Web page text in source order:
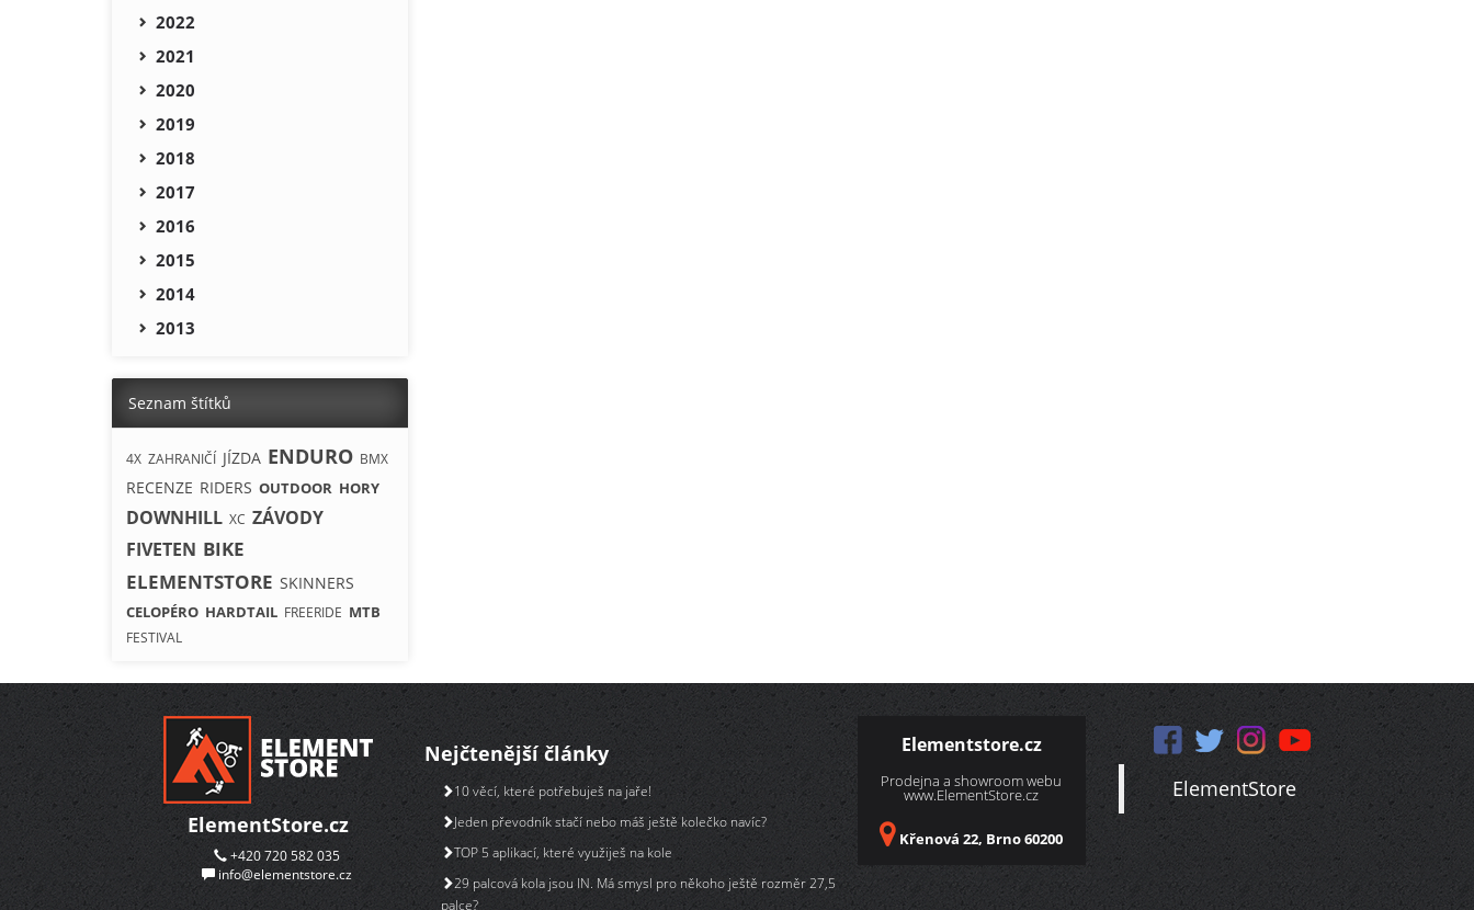
2022
2021
2020
2019
2018
2017
2016
2015
2014
2013
Seznam štítků
4X ZAHRANIČÍ JÍZDA ENDURO BMX
RECENZE RIDERS OUTDOOR HORY
DOWNHILL XC ZÁVODY
FIVETEN BIKE
ELEMENTSTORE SKINNERS
CELOPÉRO HARDTAIL FREERIDE MTB
FESTIVAL
ElementStore.cz
+420 720 582 035
info@elementstore.cz
Nejčtenější články
10 věcí, které potřebuješ na jaře!
Jeden převodník stačí nebo máš ještě kolečko navíc?
TOP 5 aplikací, které využiješ na kole
29 palcová kola jsou IN. Má smysl pro někoho ještě rozměr 27,5
palce?
Elementstore.cz
Prodejna a showroom webu
www.ElementStore.cz
Křenová 22, Brno 60200
ElementStore